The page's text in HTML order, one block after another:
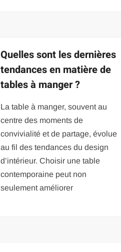
Quelles sont les dernières
tendances en matière de
tables à manger ?
La table à manger, souvent au
centre des moments de
convivialité et de partage, évolue
au fil des tendances du design
d’intérieur. Choisir une table
contemporaine peut non
seulement améliorer